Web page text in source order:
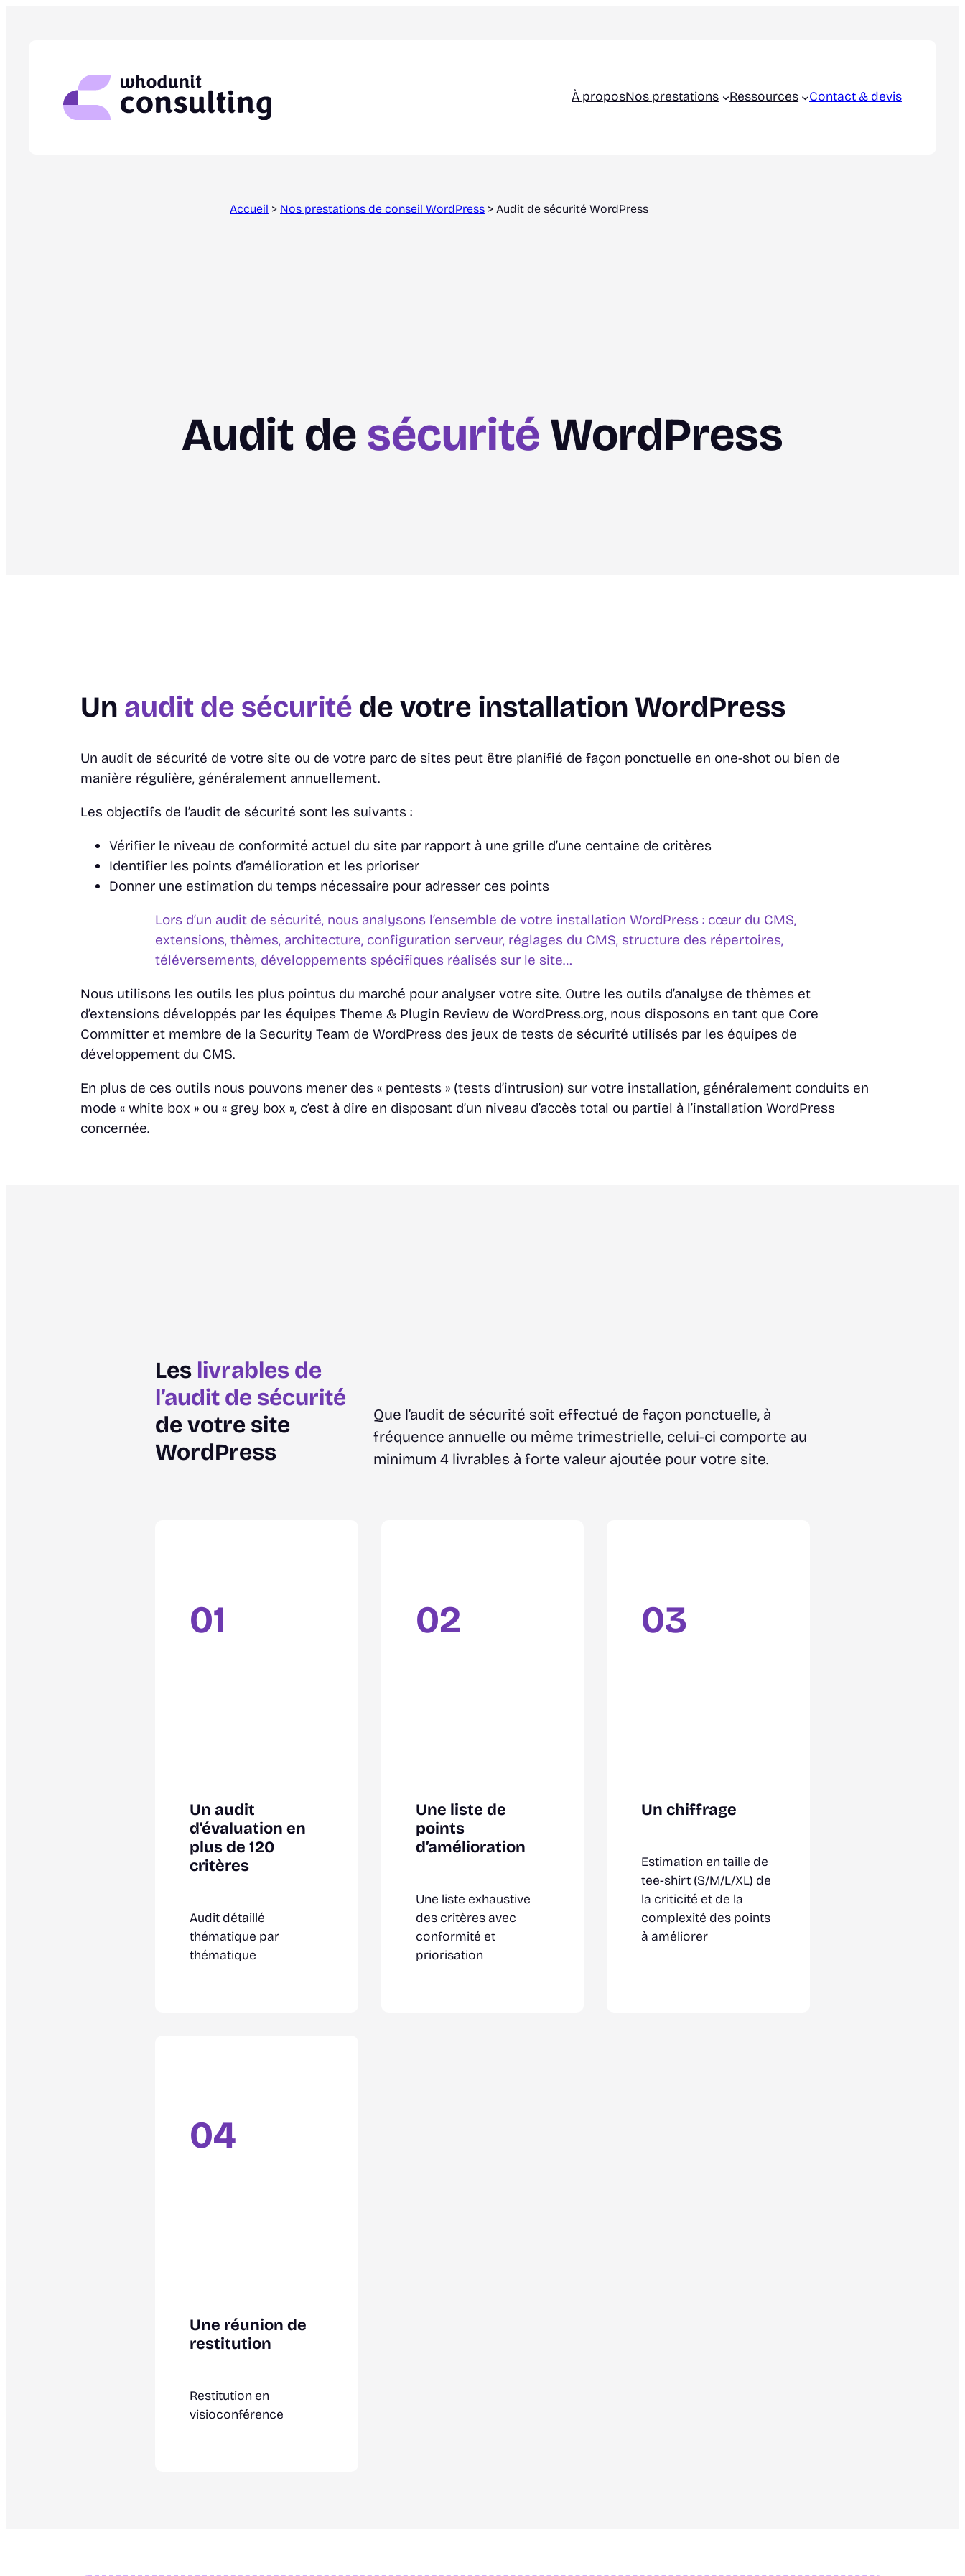
À proposNos prestations Ressources Contact & devis
Accueil > Nos prestations de conseil WordPress > Audit de sécurité WordPress
Audit de sécurité WordPress
Un audit de sécurité de votre installation WordPress
Un audit de sécurité de votre site ou de votre parc de sites peut être planifié de façon ponctuelle en one-shot ou bien de
manière régulière, généralement annuellement.
Les objectifs de l’audit de sécurité sont les suivants :
Vérifier le niveau de conformité actuel du site par rapport à une grille d’une centaine de critères
Identifier les points d’amélioration et les prioriser
Donner une estimation du temps nécessaire pour adresser ces points
Lors d’un audit de sécurité, nous analysons l’ensemble de votre installation WordPress : cœur du CMS,
extensions, thèmes, architecture, configuration serveur, réglages du CMS, structure des répertoires,
téléversements, développements spécifiques réalisés sur le site…
Nous utilisons les outils les plus pointus du marché pour analyser votre site. Outre les outils d’analyse de thèmes et
d’extensions développés par les équipes Theme & Plugin Review de WordPress.org, nous disposons en tant que Core
Committer et membre de la Security Team de WordPress des jeux de tests de sécurité utilisés par les équipes de
développement du CMS.
En plus de ces outils nous pouvons mener des « pentests » (tests d’intrusion) sur votre installation, généralement conduits en
mode « white box » ou « grey box », c’est à dire en disposant d’un niveau d’accès total ou partiel à l’installation WordPress
concernée.
Les livrables de
l’audit de sécurité
de votre site
WordPress
Que l’audit de sécurité soit effectué de façon ponctuelle, à
fréquence annuelle ou même trimestrielle, celui-ci comporte au
minimum 4 livrables à forte valeur ajoutée pour votre site.
01
Un audit
d’évaluation en
plus de 120
critères
Audit détaillé
thématique par
thématique
02
Une liste de
points
d’amélioration
Une liste exhaustive
des critères avec
conformité et
priorisation
03
Un chiffrage
Estimation en taille de
tee-shirt (S/M/L/XL) de
la criticité et de la
complexité des points
à améliorer
04
Une réunion de
restitution
Restitution en
visioconférence